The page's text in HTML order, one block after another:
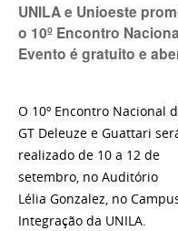
UNILA e Unioeste
o 10º Encontro
Evento é gratuito e
O 10º Encontro Nacional
GT Deleuze e Guattari
realizado de 10 a 12 de
setembro, no Auditório
Lélia Gonzalez, no
Integração da UNILA.